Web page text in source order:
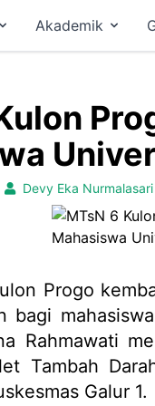
Akademik
Devy Eka Nurmalasari
Progo
bagi
Rahmawati
Tambah
Galur 1.